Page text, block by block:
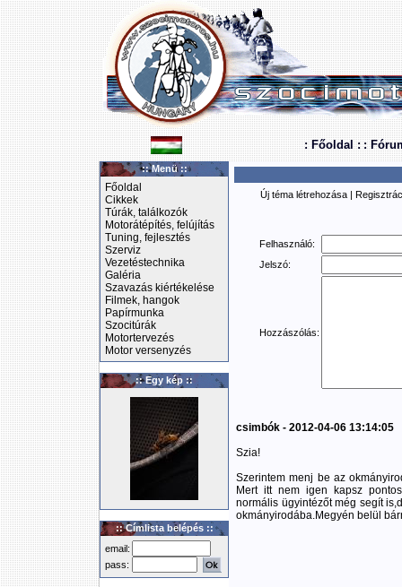
: Főoldal : :
:: Menü ::
Főoldal
Cikkek
Túrák, találkozók
Motorátépítés, felújítás
Tuning, fejlesztés
Szerviz
Vezetéstechnika
Galéria
Szavazás kiértékelése
Filmek, hangok
Papírmunka
Szocitúrák
Motortervezés
Motor versenyzés
:: Egy kép ::
:: Címlista belépés ::
email:
pass:
Új téma létrehozása |
Felhasználó:
Jelszó:
Hozzászólás:
csimbók - 2012-04-06 13:14:05
Szia!
Szerintem menj be az
Mert itt nem igen kapsz
normális ügyintézőt még segít
okmányirodába.Megyén belül